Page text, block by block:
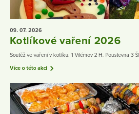
09. 07. 2026
Kotlíkové vaření 2026
Soutěž ve vaření v kotlíku. 1 Vilémov 2 H. Poustevna 3
Více o této akci